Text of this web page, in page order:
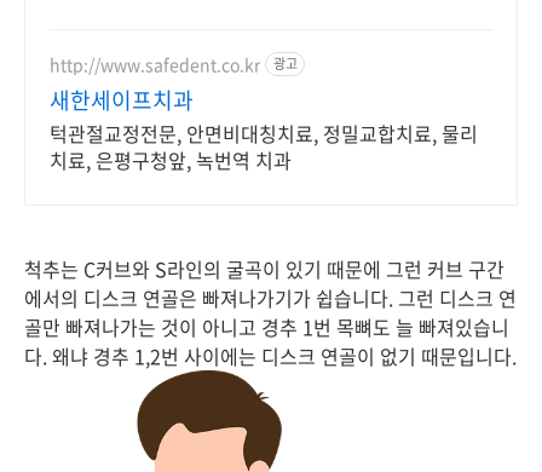
http://www.safedent.co.kr 광고
새한세이프치과
턱관절교정전문, 안면비대칭치료, 정밀교합치료, 물리
치료, 은평구청앞, 녹번역 치과
척추는 C커브와 S라인의 굴곡이 있기 때문에 그런 커브 구간
에서의 디스크 연골은 빠져나가기가 쉽습니다. 그런 디스크 연
골만 빠져나가는 것이 아니고 경추 1번 목뼈도 늘 빠져있습니
다. 왜냐 경추 1,2번 사이에는 디스크 연골이 없기 때문입니다.